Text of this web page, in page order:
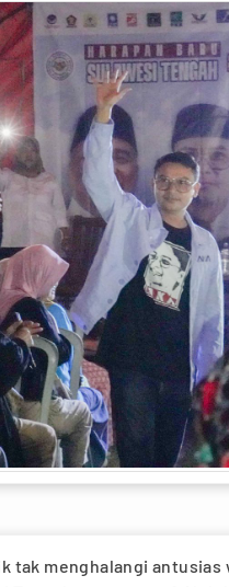
tak menghalangi